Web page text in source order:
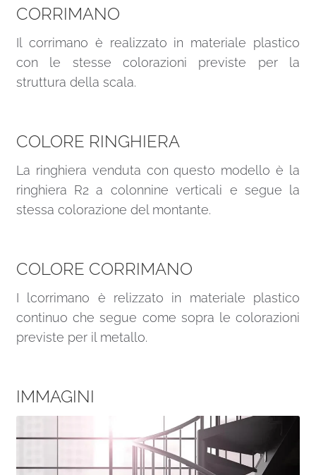
CORRIMANO
Il corrimano è realizzato in materiale plastico
con le stesse colorazioni previste per la
struttura della scala.
COLORE RINGHIERA
La ringhiera venduta con questo modello è la
ringhiera R2 a colonnine verticali e segue la
stessa colorazione del montante.
COLORE CORRIMANO
I lcorrimano è relizzato in materiale plastico
continuo che segue come sopra le colorazioni
previste per il metallo.
IMMAGINI